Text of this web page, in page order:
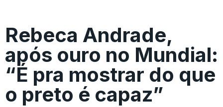
Rebeca Andrade,
após ouro no Mundial:
“É pra mostrar do que
o preto é capaz”